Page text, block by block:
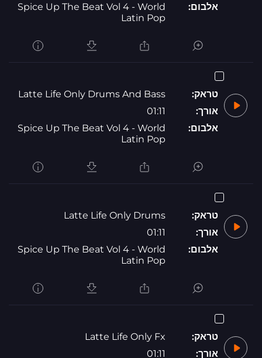
אלבום:
Spice Up The Beat Vol 4 - World
Latin Pop
טראק:
Latte Life Only Drums And Bass
אורך:
01:11
אלבום:
Spice Up The Beat Vol 4 - World
Latin Pop
טראק:
Latte Life Only Drums
אורך:
01:11
אלבום:
Spice Up The Beat Vol 4 - World
Latin Pop
טראק:
Latte Life Only Fx
אורך:
01:11